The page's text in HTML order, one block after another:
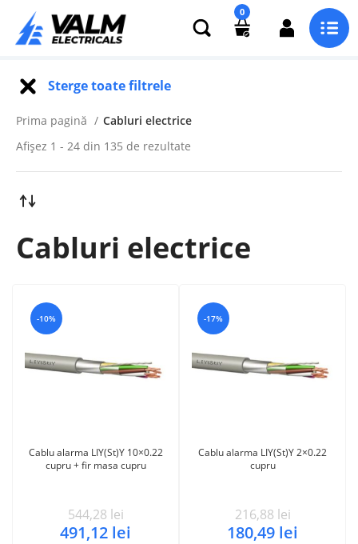
0
Sterge toate filtrele
Prima pagină
Cabluri electrice
Afișez 1 - 24 din 135 de rezultate
Cabluri electrice
-10%
Cablu alarma LIY(St)Y 10×0.22
cupru + fir masa cupru
544,28 lei
491,12 lei
-17%
Cablu alarma LIY(St)Y 2×0.22
cupru
216,88 lei
180,49 lei